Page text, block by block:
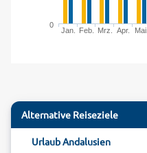
Jan. Feb. Mrz. Apr. Mai.
0
Alternative Reiseziele
Urlaub Andalusien